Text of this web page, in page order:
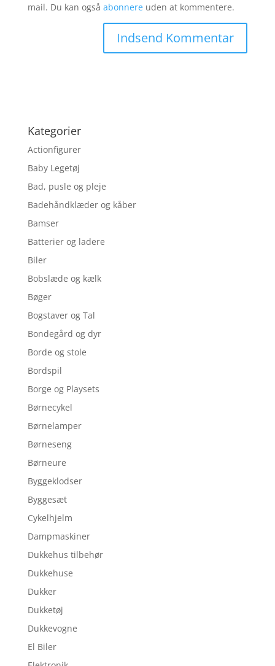
mail. Du kan også abonnereuden at kommentere.
Kategorier
Actionfigurer
Baby Legetøj
Bad, pusle og pleje
Badehåndklæder og kåber
Bamser
Batterier og ladere
Biler
Bobslæde og kælk
Bøger
Bogstaver og Tal
Bondegård og dyr
Borde og stole
Bordspil
Borge og Playsets
Børnecykel
Børnelamper
Børneseng
Børneure
Byggeklodser
Byggesæt
Cykelhjelm
Dampmaskiner
Dukkehus tilbehør
Dukkehuse
Dukker
Dukketøj
Dukkevogne
El Biler